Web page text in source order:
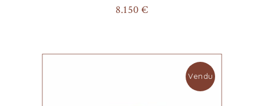
8.150 €
Vendu